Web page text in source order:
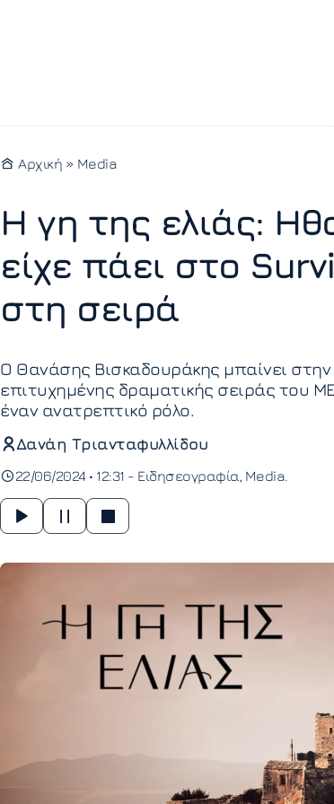
Αρχική » Media
Η γη της ελιάς:
είχε πάει στο
στη σειρά
Ο Θανάσης Βισκαδουράκης μπαίνει
επιτυχημένης δραματικής σειράς του
έναν ανατρεπτικό ρόλο.
Δανάη Τριανταφυλλίδου
22/06/2024 • 12:31 - Ειδησεογραφία Media